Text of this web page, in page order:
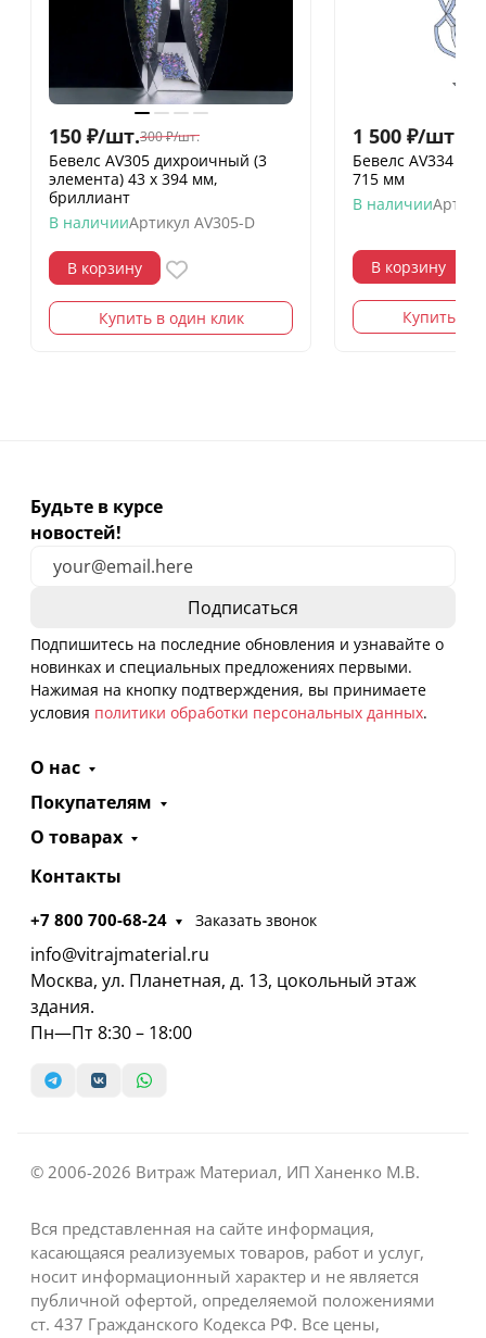
150 ₽/шт.300 ₽/шт.
Бевелс AV305 дихроичный (3
элемента) 43 х 394 мм,
бриллиант
В наличииАртикул AV305-D
В корзину
Купить в один клик
1 500 ₽/шт.
Бевелс AV334
715 мм
В наличии
В корзину
Купить в
Будьте в курсе
новостей!
Подпишитесь на последние обновления и узнавайте о
новинках и специальных предложениях первыми.
Нажимая на кнопку подтверждения, вы принимаете
условия политики обработки персональных данных.
О нас
Покупателям
О товарах
Контакты
+7 800 700-68-24 Заказать звонок
info@vitrajmaterial.ru
Москва, ул. Планетная, д. 13, цокольный этаж
здания.
Пн—Пт 8:30 – 18:00
© 2006-2026 Витраж Материал, ИП Ханенко М.В.
Вся представленная на сайте информация,
касающаяся реализуемых товаров, работ и услуг,
носит информационный характер и не является
публичной офертой, определяемой положениями
ст. 437 Гражданского Кодекса РФ. Все цены,